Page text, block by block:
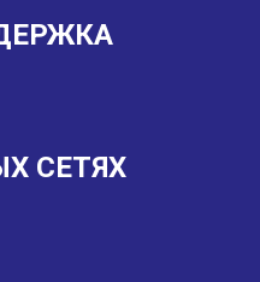
СЕТЯХ